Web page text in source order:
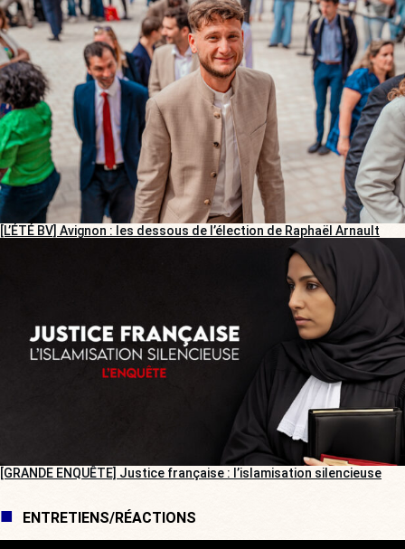
[L’ÉTÉ BV] Avignon : les dessous de l’élection de Raphaël Arnault
[GRANDE ENQUÊTE] Justice française : l’islamisation silencieuse
ENTRETIENS/RÉACTIONS